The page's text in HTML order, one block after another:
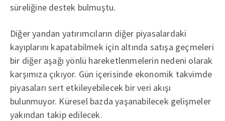
süreliğine destek bulmuştu.
Diğer yandan yatırımcıların diğer piyasalardaki
kayıplarını kapatabilmek için altında satışa geçmeleri
bir diğer aşağı yönlü hareketlenmelerin nedeni olarak
karşımıza çıkıyor. Gün içerisinde ekonomik takvimde
piyasaları sert etkileyebilecek bir veri akışı
bulunmuyor. Küresel bazda yaşanabilecek gelişmeler
yakından takip edilecek.